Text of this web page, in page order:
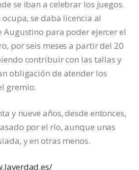
se iban a celebrar los juegos.
se daba licencia al
Augustino para poder ejercer el
por seis meses a partir del 20
contribuir con las tallas y
obligación de atender los
gremio.
y nueve años, desde entonces,
por el río, aunque unas
y en otras menos.